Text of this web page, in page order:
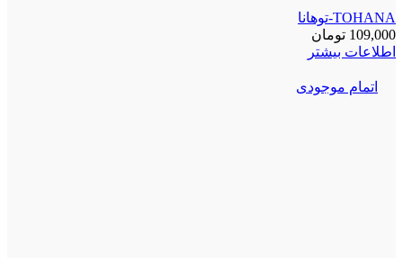
TOHANA-توهانا
109,000 تومان
اطلاعات بیشتر
اتمام موجودی